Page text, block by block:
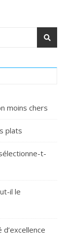
moins chers
plats
t-
il le